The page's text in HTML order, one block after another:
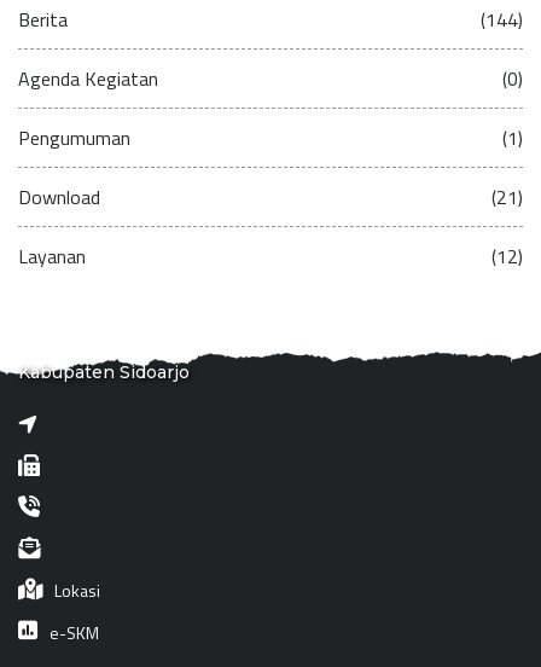
Berita (144)
Agenda Kegiatan (0)
Pengumuman (1)
Download (21)
Layanan (12)
Kabupaten Sidoarjo
Lokasi
e-SKM